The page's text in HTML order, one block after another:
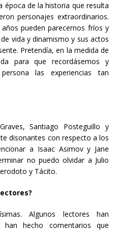
época de la historia que resulta
personajes extraordinarios.
pueden parecernos fríos y
vida y dinamismo y sus actos
Pretendía, en la medida de
para que recordásemos y
las experiencias tan
Santiago Posteguillo y
disonantes con respecto a los
a Isaac Asimov y Jane
no puedo olvidar a Julio
y Tácito.
Algunos lectores han
hecho comentarios que